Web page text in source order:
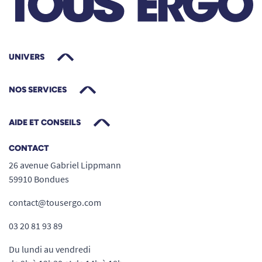
Idéal pour les aidants et professionnels de
allongé, selon niveau d’autonomie
Conseils d’utilisation & astuces pour choisir
la bonne taille
Pour garantir une efficacité optimale, il est
votre morphologie.
taille de l’utilisateur
découvrir la gamme complète des tailles et
niveaux d’absorption, l’équipe Tous ergo est à
UNIVERS
NOS SERVICES
AIDE ET CONSEILS
CONTACT
26 avenue Gabriel Lippmann
59910 Bondues
contact@tousergo.com
03 20 81 93 89
Du lundi au vendredi